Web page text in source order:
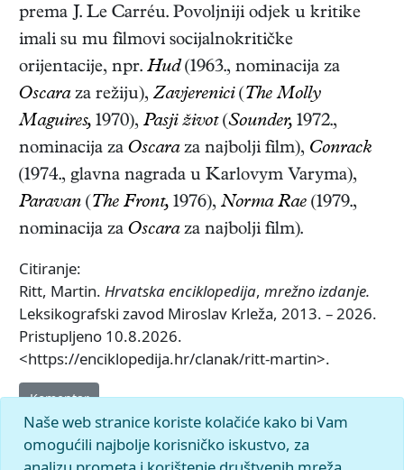
prema J. Le Carréu. Povoljniji odjek u kritike
imali su mu filmovi socijalnokritičke
orijentacije, npr. Hud(1963., nominacija za
Oscaraza režiju),Zavjerenici(The Molly
Maguires, 1970), Pasji život(Sounder, 1972.,
nominacija za Oscaraza najbolji film), Conrack
(1974., glavna nagrada u Karlovym Varyma),
Paravan (The Front, 1976), Norma Rae (1979.,
nominacija za Oscaraza najbolji film).
Citiranje:
Ritt, Martin. Hrvatska enciklopedija, mrežno izdanje.
Leksikografski zavod Miroslav Krleža, 2013. – 2026.
Pristupljeno 10.8.2026.
<https://enciklopedija.hr/clanak/ritt-martin>.
Komentar
Naše web stranice koriste kolačiće kako bi Vam
omogućili najbolje korisničko iskustvo, za